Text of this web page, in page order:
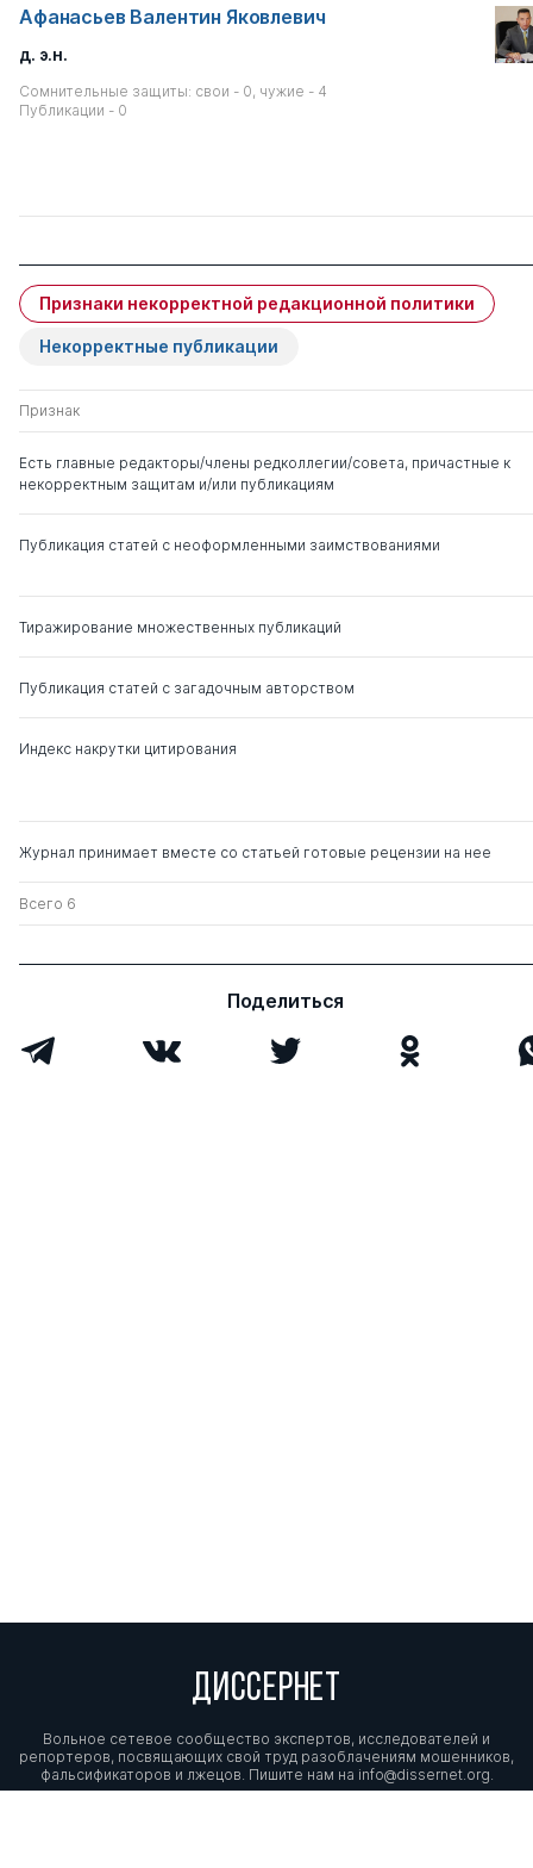
Афанасьев Валентин Яковлевич
д. э.н.
Сомнительные защиты: свои - 0, чужие - 4
Публикации - 0
Признаки некорректной редакционной политики
Некорректные публикации
Признак
Есть главные редакторы/члены редколлегии/совета, причастные к
некорректным защитам и/или публикациям
Публикация статей с неоформленными заимствованиями
Тиражирование множественных публикаций
Публикация статей с загадочным авторством
Индекс накрутки цитирования
Журнал принимает вместе со статьей готовые рецензии на нее
Всего 6
Поделиться
ДИССЕРНЕТ
Вольное сетевое сообщество экспертов, исследователей и
репортеров, посвящающих свой труд разоблачениям мошенников,
фальсификаторов и лжецов. Пишите нам на info@dissernet.org.